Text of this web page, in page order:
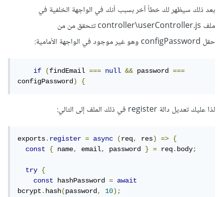
بعد ذلك سيظهر لك خطأ آخر بسبب أنك في الواجهة الخلفية في
ملف controller\userController.js تتحقق من من
حقل configPassword وهو غير موجود في الواجهة الأمامية:
if (findEmail === null && password ===
configPassword) {
لذا عليك تعديل دالة register في ذلك الملف إلى التالي:
exports.register = async (req, res) =>
{
const
{ name, email, password } = req.body;
try
{
const
hashPassword =
await
bcrypt.hash(password, 10);